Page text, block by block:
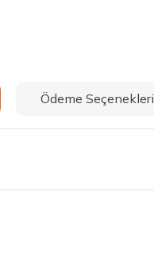
Ödeme Seçenekleri